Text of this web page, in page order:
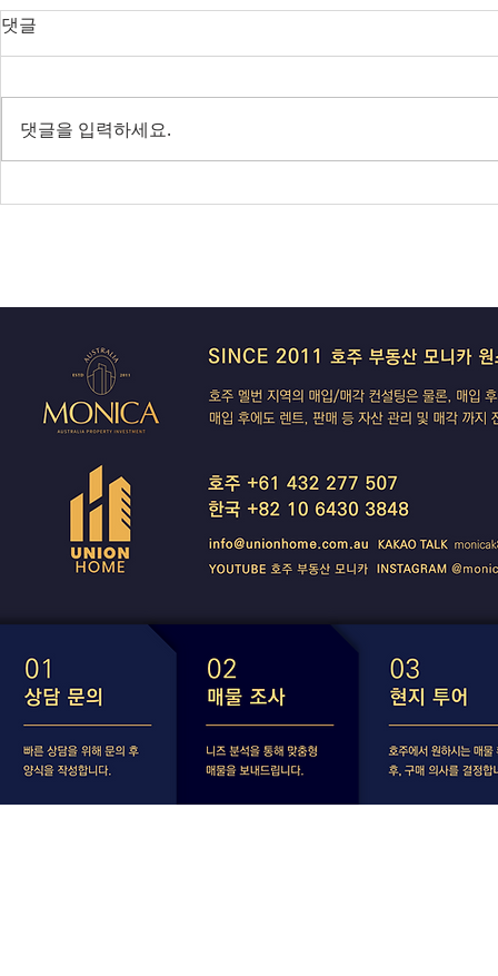
오늘의 호주 뉴스 — 2026년 8
월 7일
전면 봉쇄
오늘의 호
댓글
댓글을 입력하세요.